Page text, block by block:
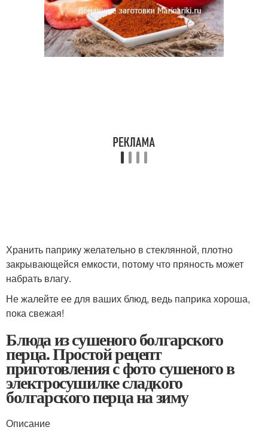
Хранить паприку желательно в стеклянной, плотно
закрывающейся емкости, потому что пряность может
набрать влагу.
Не жалейте ее для ваших блюд, ведь паприка хороша,
пока свежая!
Блюда из сушеного болгарского
перца. Простой рецепт
приготовления с фото сушеного в
электросушилке сладкого
болгарского перца на зиму
Описание